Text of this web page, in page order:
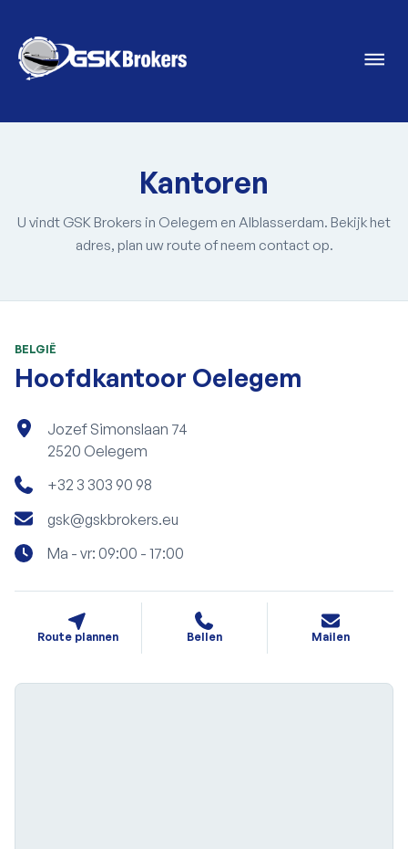
Kantoren
U vindt GSK Brokers in Oelegem en Alblasserdam. Bekijk het
adres, plan uw route of neem contact op.
BELGIË
Hoofdkantoor Oelegem
Jozef Simonslaan 74
2520 Oelegem
+32 3 303 90 98
gsk@gskbrokers.eu
Ma - vr: 09:00 - 17:00
Route plannen Bellen Mailen